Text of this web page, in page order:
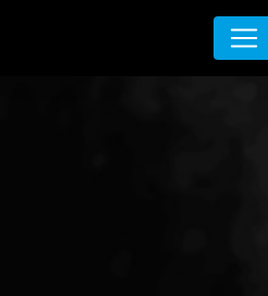
Panneau de gestion des cookies